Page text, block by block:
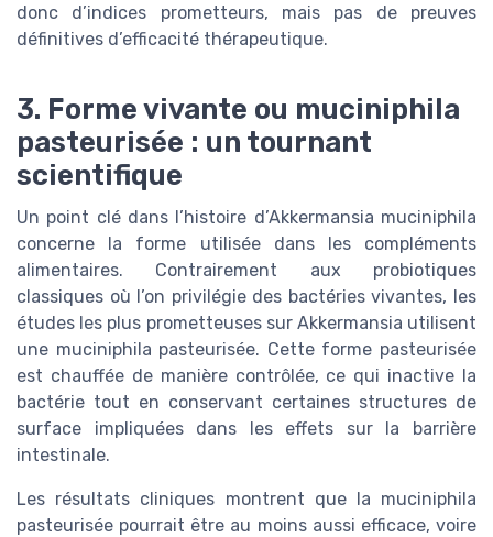
donc d’indices prometteurs, mais pas de preuves
définitives d’efficacité thérapeutique.
3. Forme vivante ou muciniphila
pasteurisée : un tournant
scientifique
Un point clé dans l’histoire d’Akkermansia muciniphila
concerne la forme utilisée dans les compléments
alimentaires. Contrairement aux probiotiques
classiques où l’on privilégie des bactéries vivantes, les
études les plus prometteuses sur Akkermansia utilisent
une muciniphila pasteurisée. Cette forme pasteurisée
est chauffée de manière contrôlée, ce qui inactive la
bactérie tout en conservant certaines structures de
surface impliquées dans les effets sur la barrière
intestinale.
Les résultats cliniques montrent que la muciniphila
pasteurisée pourrait être au moins aussi efficace, voire